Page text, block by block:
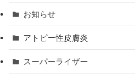
お知らせ
アトピー性皮膚炎
スーパーライザー